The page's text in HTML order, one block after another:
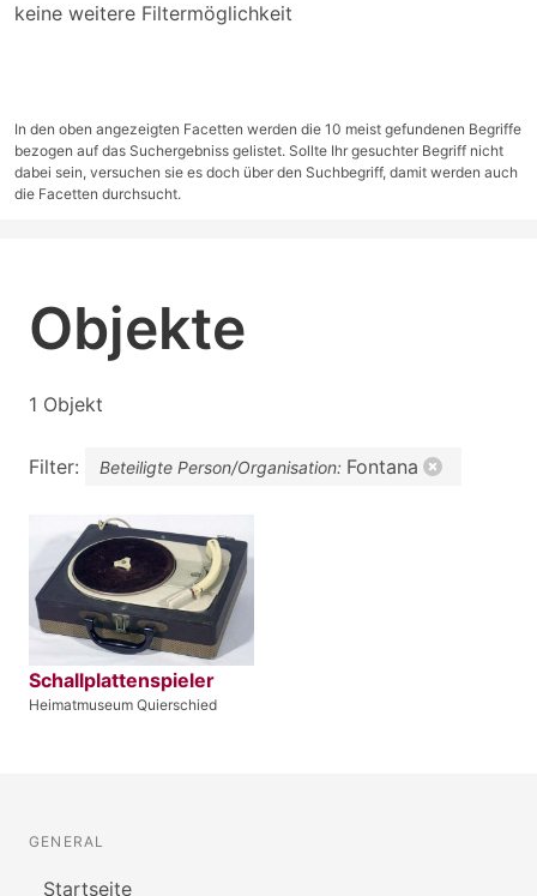
keine weitere Filtermöglichkeit
In den oben angezeigten Facetten werden die 10 meist gefundenen Begriffe
bezogen auf das Suchergebniss gelistet. Sollte Ihr gesuchter Begriff nicht
dabei sein, versuchen sie es doch über den Suchbegriff, damit werden auch
die Facetten durchsucht.
Objekte
1 Objekt
Filter: Beteiligte Person/Organisation: Fontana
Schallplattenspieler
Heimatmuseum Quierschied
GENERAL
Startseite